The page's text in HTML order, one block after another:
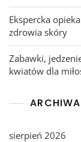
Ekspercka
zdrowia skóry
Zabawki,
kwiatów dla
ARCHIWA
sierpień 2026